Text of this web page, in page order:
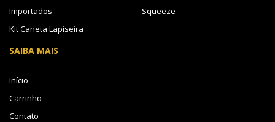
Importados
Kit Caneta Lapiseira
Squeeze
SAIBA MAIS
Início
Carrinho
Contato